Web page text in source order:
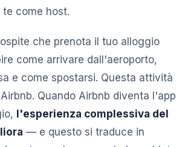
come host.
che prenota il tuo alloggio
come arrivare dall'aeroporto,
e come spostarsi. Questa attività
Quando Airbnb diventa l'app
l'esperienza complessiva del
— e questo si traduce in